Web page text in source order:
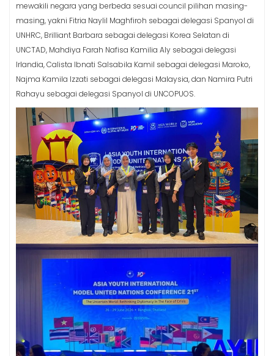
mewakili negara yang berbeda sesuai council pilihan masing-
masing, yakni Fitria Naylil Maghfiroh sebagai delegasi Spanyol di
UNHRC, Brilliant Barbara sebagai delegasi Korea Selatan di
UNCTAD, Mahdiya Farah Nafisa Kamilia Aly sebagai delegasi
Irlandia, Calista Ibnati Salsabila Kamil sebagai delegasi Maroko,
Najma Kamila Izzati sebagai delegasi Malaysia, dan Namira Putri
Rahayu sebagai delegasi Spanyol di UNCOPUOS.